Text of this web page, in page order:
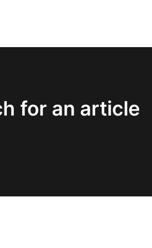
for an article